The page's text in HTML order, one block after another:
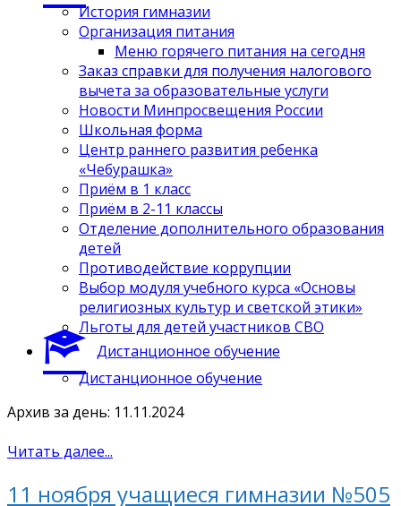
История гимназии
Организация питания
Меню горячего питания на сегодня
Заказ справки для получения налогового
вычета за образовательные услуги
Новости Минпросвещения России
Школьная форма
Центр раннего развития ребенка
«Чебурашка»
Приём в 1 класс
Приём в 2-11 классы
Отделение дополнительного образования
детей
Противодействие коррупции
Выбор модуля учебного курса «Основы
религиозных культур и светской этики»
Льготы для детей участников СВО
Дистанционное обучение
Дистанционное обучение
Архив за день: 11.11.2024
Читать далее...
11 ноября учащиеся гимназии №505